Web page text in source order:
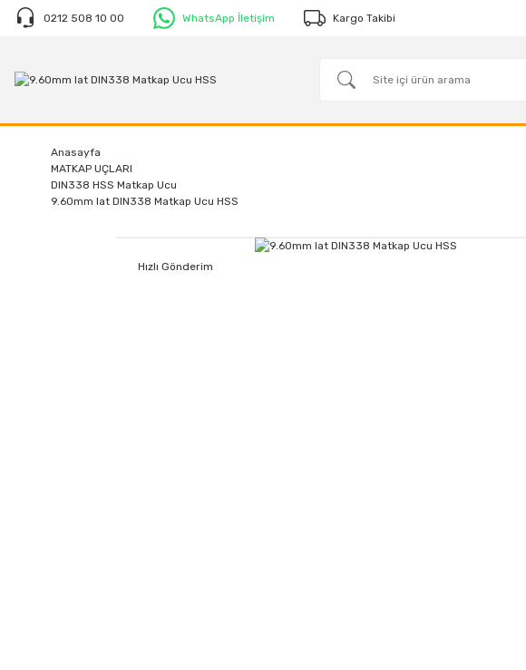
0212 508 10 00 WhatsApp İletişim Kargo Takibi
Anasayfa
MATKAP UÇLARI
DIN338 HSS Matkap Ucu
9.60mm Iat DIN338 Matkap Ucu HSS
Hızlı Gönderim